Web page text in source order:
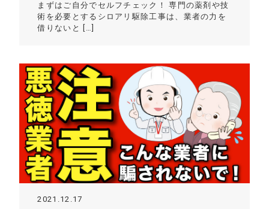
まずはご自分でセルフチェック！ 専門の薬剤や技
術を必要とするシロアリ駆除工事は、業者の力を
借りないと […]
2021.12.17